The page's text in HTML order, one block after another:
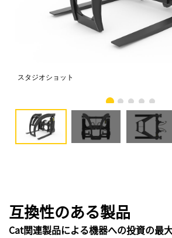
スタジオショット
互換性のある製品
Cat関連製品による機器への投資の最